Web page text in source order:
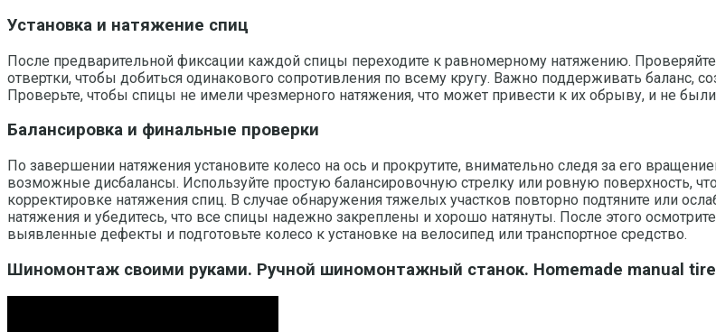
Установка и натяжение спиц
После предварительной фиксации каждой спицы переходите к равномерному натяжению.
отвертки, чтобы добиться одинакового сопротивления по всему кругу. Важно поддерживать
Проверьте, чтобы спицы не имели чрезмерного натяжения, что может привести к их обрыву, и не
Балансировка и финальные проверки
По завершении натяжения установите колесо на ось и прокрутите, внимательно следя за его
возможные дисбалансы. Используйте простую балансировочную стрелку или ровную поверхность,
корректировке натяжения спиц. В случае обнаружения тяжелых участков повторно подтяните или
натяжения и убедитесь, что все спицы надежно закреплены и хорошо натянуты. После этого
выявленные дефекты и подготовьте колесо к установке на велосипед или транспортное средство.
Шиномонтаж своими руками. Ручной шиномонтажный станок. Homemade manual